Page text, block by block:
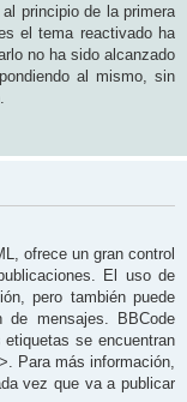
principio de la primera
el tema reactivado ha
no ha sido alcanzado
al mismo, sin
ofrece un gran control
El uso de
pero también puede
de mensajes. BBCode
se encuentran
Para más información,
vez que va a publicar